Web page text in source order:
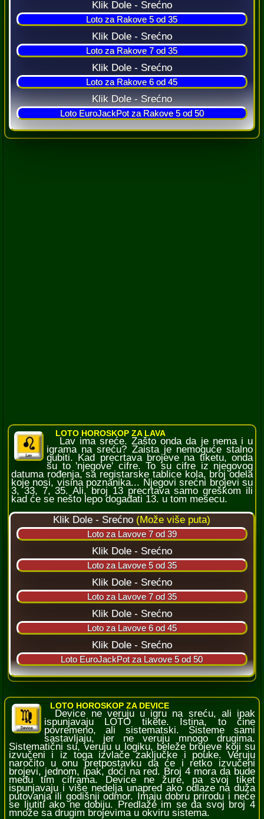
LOTO HOROSKOP ZA LAVA
Lav ima sreće. Zašto onda da je nema i u
igrama na sreću? Zaista je nemoguće stalno
gubiti. Kad precrtava brojeve na tiketu, onda
su to 'njegove' cifre. To su cifre iz njegovog
datuma rođenja, sa registarske tablice kola, broj odela
koje nosi, visina poznanika... Njegovi srećni brojevi su
3, 33, 7, 35. Ali, broj 13 precrtava samo greškom ili
kad će se nešto lepo događati 13. u tom mesecu.
LOTO HOROSKOP ZA DEVICE
Device ne veruju u igru na sreću, ali ipak
ispunjavaju LOTO tikete. Istina, to čine
povremeno, ali sistematski. Sisteme sami
sastavljaju, jer ne veruju mnogo drugima.
Sistematični su, veruju u logiku, beleže brojeve koji su
izvučeni i iz toga izvlače zaključke i pouke. Veruju
naročito u onu pretpostavku da će i retko izvučeni
brojevi, jednom, ipak, doći na red. Broj 4 mora da bude
među tim ciframa. Device ne žure, pa svoj tiket
ispunjavaju i više nedelja unapred ako odlaze na duža
putovanja ili godišnji odmor. Imaju dobru prirodu i neće
se ljutiti ako ne dobiju. Predlaže im se da svoj broj 4
množe sa drugim brojevima u okviru sistema.